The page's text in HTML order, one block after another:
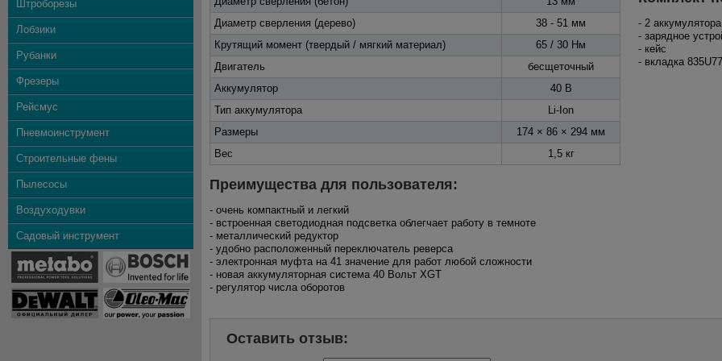
Штроборезы
Лобзики
Рубанки
Фрезеры
Рейсмус
Пневмоинструмент
Строительные фены
Пылесосы
Воздуходувки
Садовый инструмент
Диаметр сверления (дерево)
38 - 51 мм
Крутящий момент (твердый / мягкий материал)
65 / 30 Нм
Двигатель
бесщеточный
Аккумулятор
40 В
Тип аккумулятора
Li-Ion
Размеры
174 × 86 × 294 мм
Вес
1,5 кг
- 2
- зарядное
- кейс
- вкладка
Преимущества для пользователя:
- очень компактный и легкий
- встроенная светодиодная подсветка облегчает работу в темноте
- металлический редуктор
- удобно расположенный переключатель реверса
- электронная муфта на 41 значение для работ любой сложности
- новая аккумуляторная система 40 Вольт XGT
- регулятор числа оборотов
Оставить отзыв: